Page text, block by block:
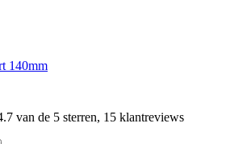
140mm
van de 5 sterren, 15 klantreviews